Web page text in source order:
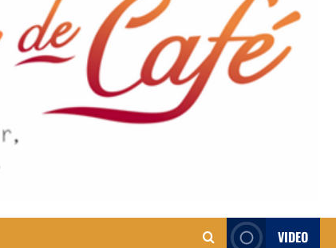
VIDEO